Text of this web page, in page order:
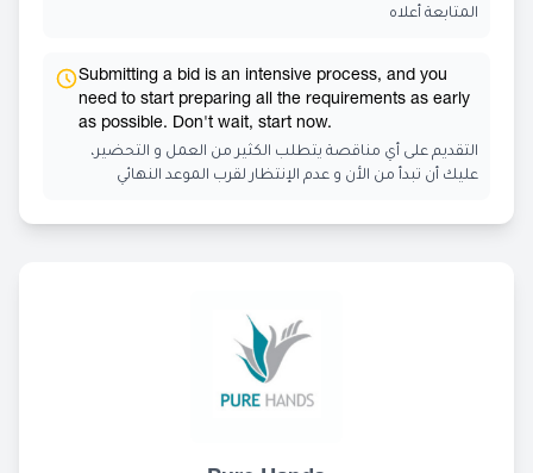
المتابعة أعلاه
Submitting a bid is an intensive process, and you
need to start preparing all the requirements as early
as possible. Don't wait, start now.
التقديم على أي مناقصة يتطلب الكثير من العمل و التحضير،
عليك أن تبدأ من الأن و عدم الإنتظار لقرب الموعد النهائي